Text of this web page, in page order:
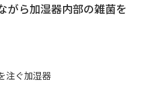
がら加湿器内部の雑菌を
注ぐ加湿器